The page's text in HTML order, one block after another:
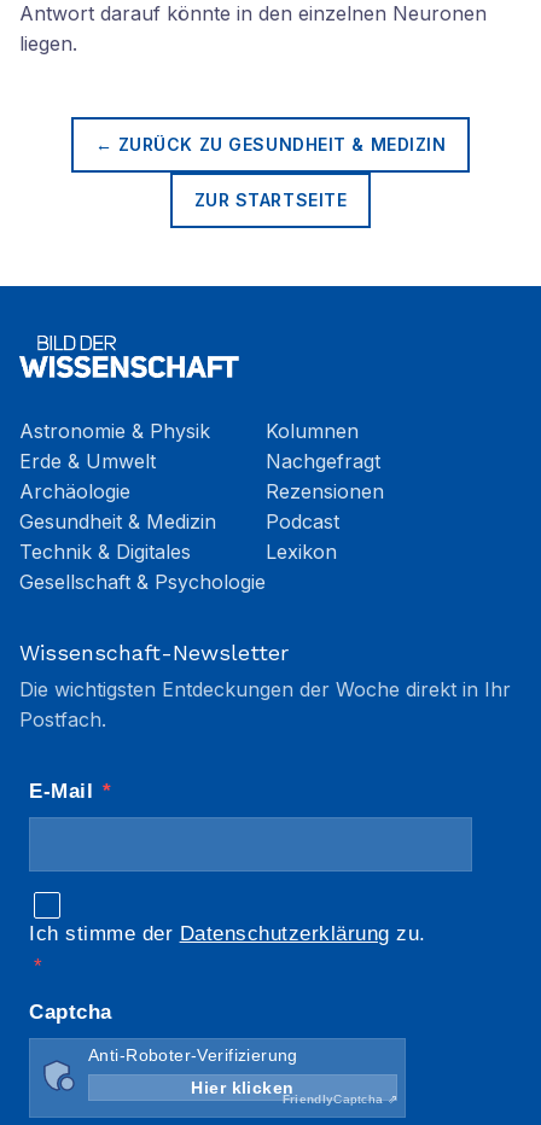
Antwort darauf könnte in den einzelnen Neuronen
liegen.
← ZURÜCK ZU GESUNDHEIT & MEDIZIN
ZUR STARTSEITE
Astronomie & Physik
Erde & Umwelt
Archäologie
Gesundheit & Medizin
Technik & Digitales
Gesellschaft & Psychologie
Kolumnen
Nachgefragt
Rezensionen
Podcast
Lexikon
Wissenschaft-Newsletter
Die wichtigsten Entdeckungen der Woche direkt in Ihr
Postfach.